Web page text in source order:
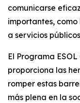
comunicarse
importantes,
a servicios
El Programa
proporciona las
romper estas
más plena en la